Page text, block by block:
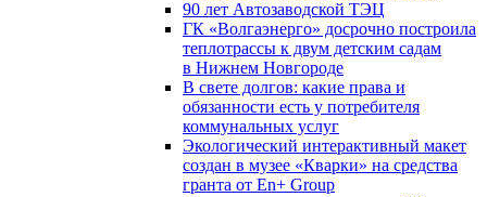
90 лет Автозаводской ТЭЦ
ГК «Волгаэнерго» досрочно построила
теплотрассы к двум детским садам
в Нижнем Новгороде
В свете долгов: какие права и
обязанности есть у потребителя
коммунальных услуг
Экологический интерактивный макет
создан в музее «Кварки» на средства
гранта от En+ Group